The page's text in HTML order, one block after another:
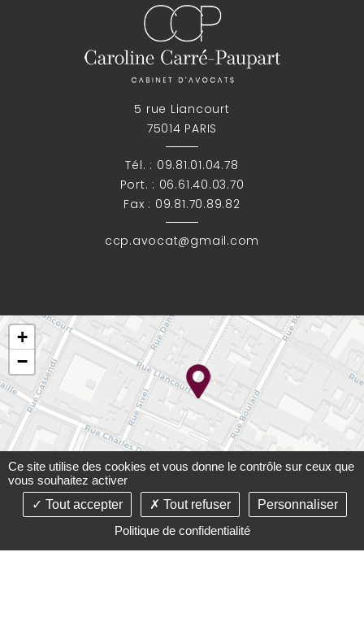
5 rue Liancourt
75014 PARIS
Tél. : 09.81.01.04.78
Port. : 06.61.40.03.70
Fax : 09.81.70.89.82
ccp.avocat@gmail.com
+
−
Leaflet
©2021-26 Cabinet Carré-Paupart - Tous droits réservés -
Conception :Absolute Communication& Réalisation :
Ce site utilise des cookies et vous donne le contrôle sur ceux que
vous souhaitez activer
Tout accepter
Tout refuser
Personnaliser
Politique de confidentialité